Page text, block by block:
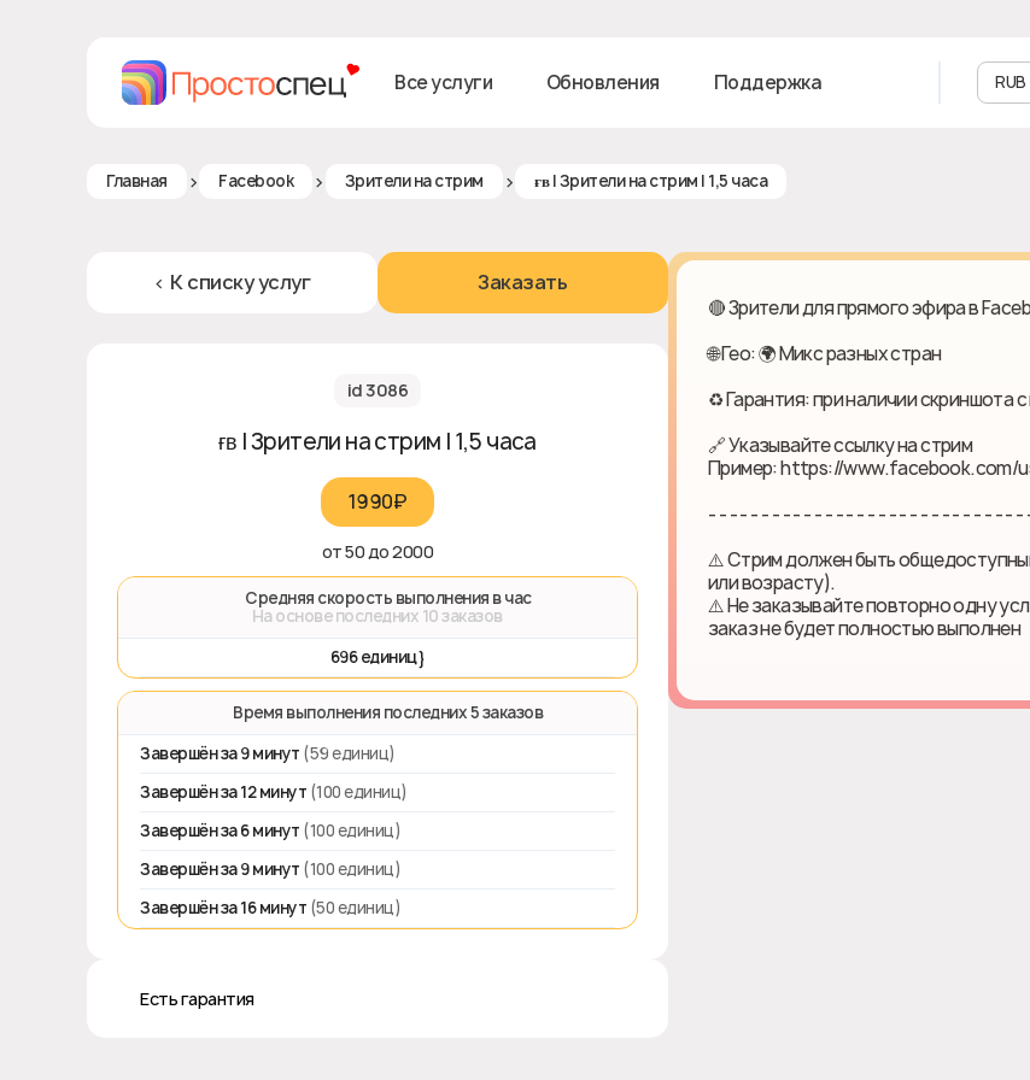
Все услуги Обновления Поддержка
Главная > Facebook > Зрители на стрим > ғʙ | Зрители на стрим | 1,5 часа
< К списку услуг Заказать
id 3086
ғʙ | Зрители на стрим | 1,5 часа
1990₽‎
от 50 до 2000
🚀 Средняя скорость выполнения в час
На основе последних 10 заказов
696 единиц}
⏱️ Время выполнения последних 5 заказов
Завершён за 9 минут (59 единиц)
Завершён за 12 минут (100 единиц)
Завершён за 6 минут (100 единиц)
Завершён за 9 минут (100 единиц)
Завершён за 16 минут (50 единиц)
♻️ Есть гарантия
🔴 Зрители для прямого эфира в
🌐 Гео: 🌍 Микс разных стран
♻ Гарантия: при наличии скриншота
🔗 Указывайте ссылку на стрим
Пример: https://www.facebook.com/
- - - - - - - - - - - - - - - - - - - - - - - - - - - - - -
⚠️ Стрим должен быть
или возрасту).
⚠️ Не заказывайте повторно одну
заказ не будет полностью выполнен